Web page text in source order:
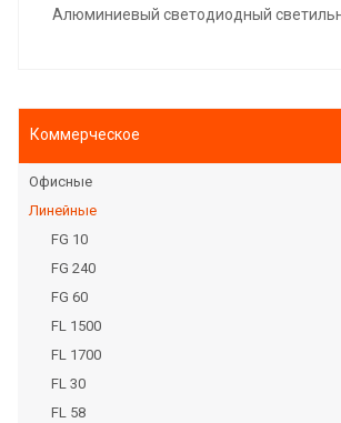
Алюминиевый светодиодный
Коммерческое
Офисные
Линейные
FG 10
FG 240
FG 60
FL 1500
FL 1700
FL 30
FL 58